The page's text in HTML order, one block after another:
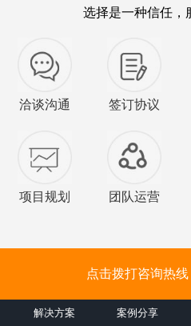
选择是一种信任，
洽谈沟通 签订协议
项目规划 团队运营
点击拨打咨询热线
解决方案 案例分享